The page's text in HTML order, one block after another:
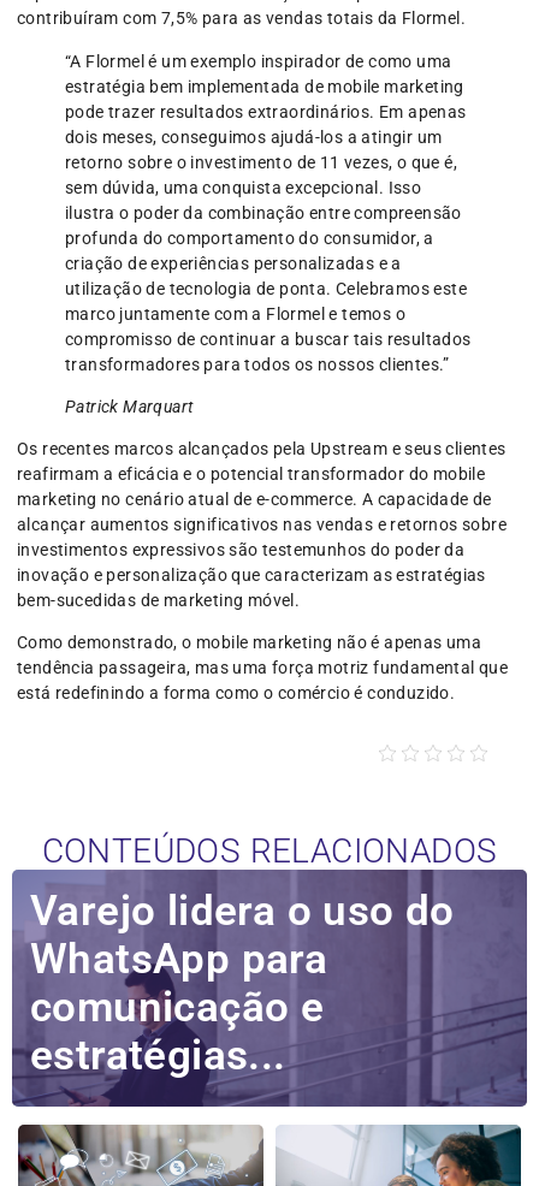
contribuíram com 7,5% para as vendas totais da Flormel.
“A Flormel é um exemplo inspirador de como uma
estratégia bem implementada de mobile marketing
pode trazer resultados extraordinários. Em apenas
dois meses, conseguimos ajudá-los a atingir um
retorno sobre o investimento de 11 vezes, o que é,
sem dúvida, uma conquista excepcional. Isso
ilustra o poder da combinação entre compreensão
profunda do comportamento do consumidor, a
criação de experiências personalizadas e a
utilização de tecnologia de ponta. Celebramos este
marco juntamente com a Flormel e temos o
compromisso de continuar a buscar tais resultados
transformadores para todos os nossos clientes.”
Patrick Marquart
Os recentes marcos alcançados pela Upstream e seus clientes
reafirmam a eficácia e o potencial transformador do mobile
marketing no cenário atual de e-commerce. A capacidade de
alcançar aumentos significativos nas vendas e retornos sobre
investimentos expressivos são testemunhos do poder da
inovação e personalização que caracterizam as estratégias
bem-sucedidas de marketing móvel.
Como demonstrado, o mobile marketing não é apenas uma
tendência passageira, mas uma força motriz fundamental que
está redefinindo a forma como o comércio é conduzido.
CONTEÚDOS RELACIONADOS
Varejo lidera o uso do
WhatsApp para
comunicação e
estratégias...